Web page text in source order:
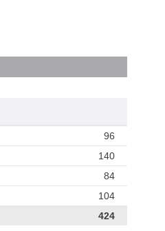
96
140
84
104
424